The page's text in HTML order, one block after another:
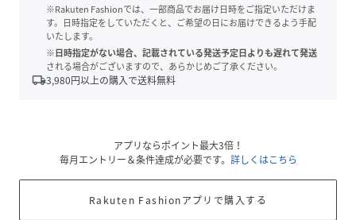
※Rakuten Fashionでは、一部商品でお届け日時をご指定いただけま
す。日時指定をしていただくと、ご希望の日にお届けできるよう手配
いたします。
※日時指定がない場合、記載されている発送予定日よりも遅れて発送
される場合がございますので、あらかじめご了承ください。
local_shipping3,980円以上の購入で送料無料
アプリならポイント最大3倍！
毎月エントリー＆条件達成が必要です。 詳しくはこちら
Rakuten Fashionアプリで購入する